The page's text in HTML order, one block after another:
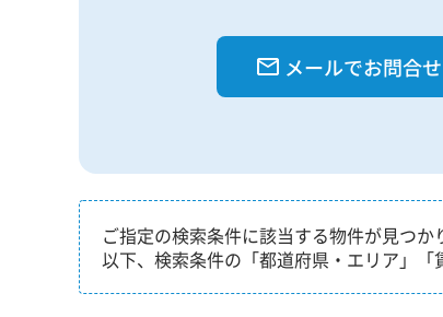
メールでお問合せ
ご指定の検索条件に該当する物件が見つか
以下、検索条件の「都道府県・エリア」「